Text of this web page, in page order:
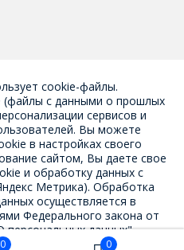
0 0
cookie-файлы.
(файлы с данными о прошлых
сервисов и
Вы можете
в настройках своего
сайтом, Вы даете свое
и обработку данных с
Метрика). Обработка
осуществляется в
Федерального закона от
данных".